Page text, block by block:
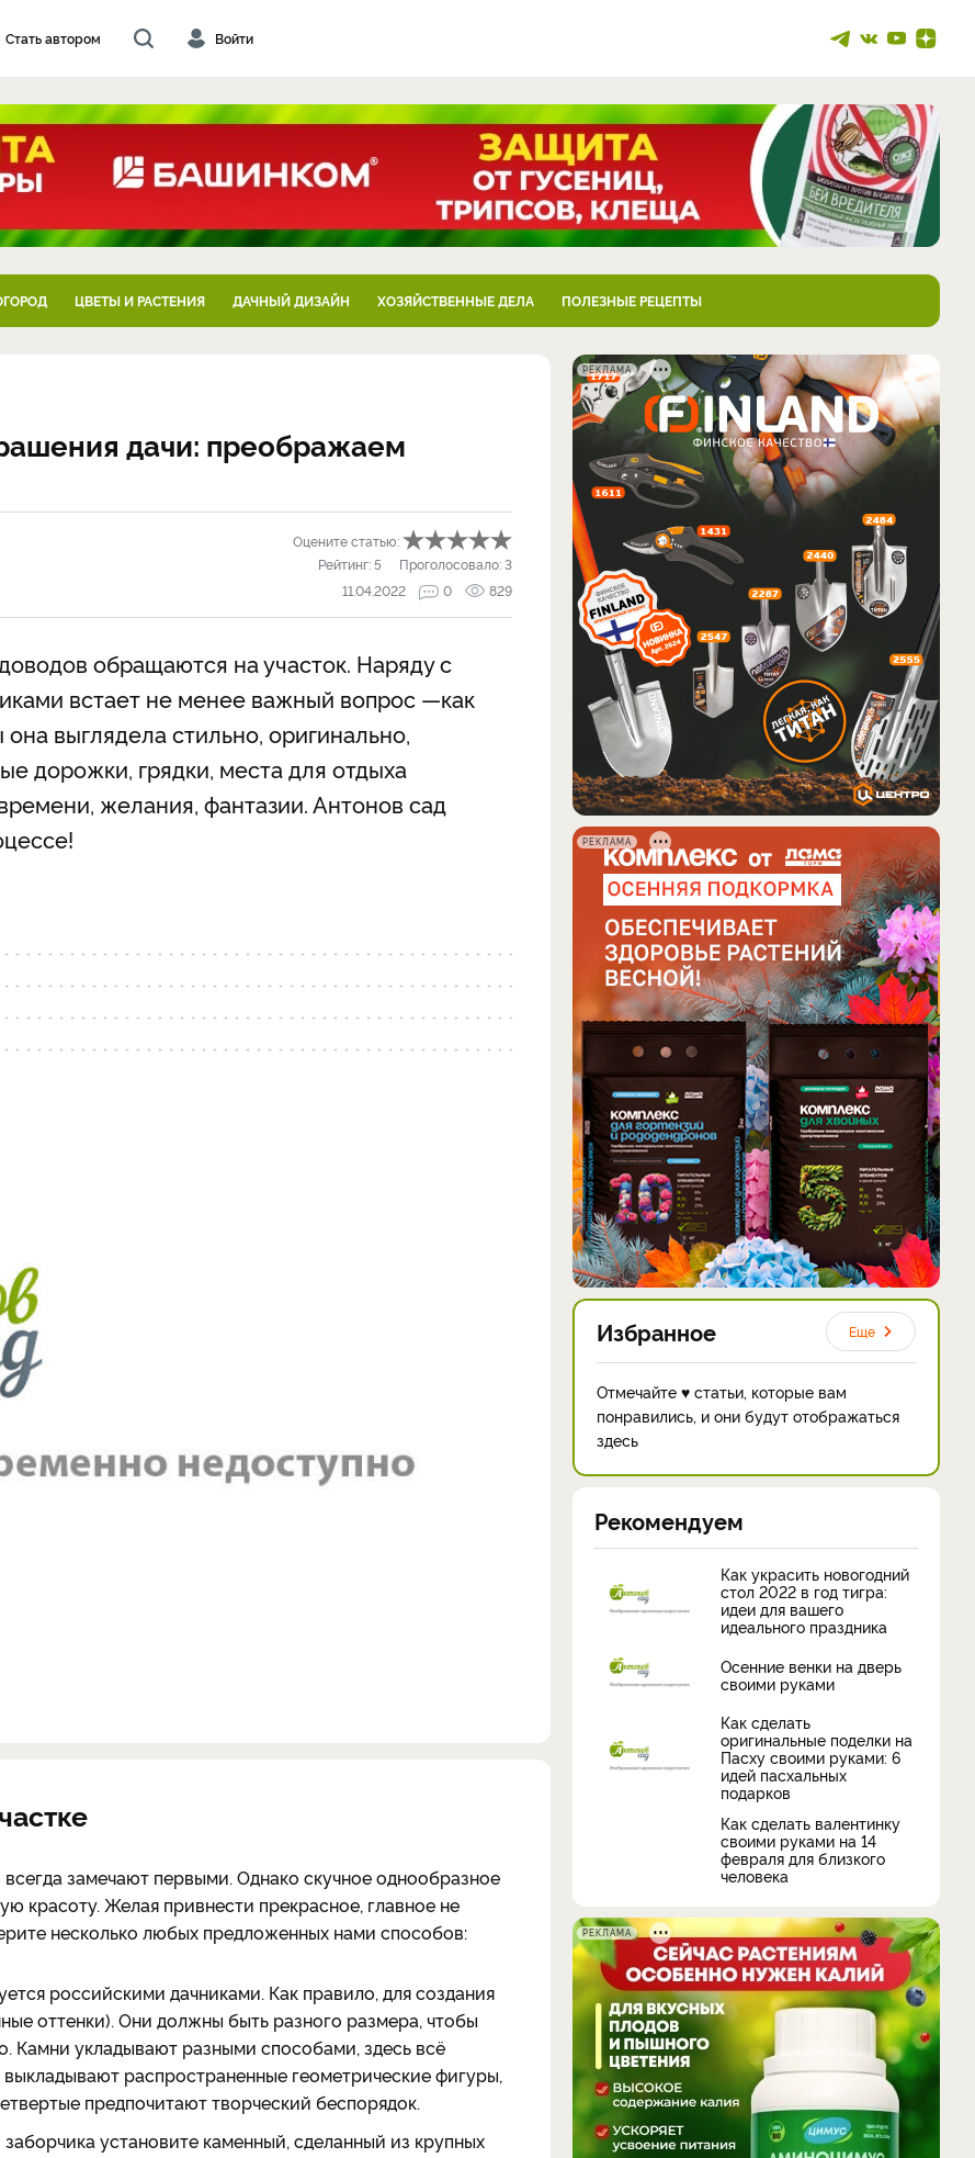
Стать автором Войти
ЦВЕТЫ И РАСТЕНИЯ ДАЧНЫЙ ДИЗАЙН ХОЗЯЙСТВЕННЫЕ ДЕЛА ПОЛЕЗНЫЕ РЕЦЕПТЫ
дачи: преображаем
Оцените статью:
Рейтинг:5 Проголосовало:3
11.04.2022
0 829
обращаются на участок. Наряду с
встает не менее важный вопрос —как
выглядела стильно, оригинально,
дорожки, грядки, места для отдыха
желания, фантазии. Антонов сад
замечают первыми. Однако скучное однообразное
красоту. Желая привнести прекрасное, главное не
несколько любых предложенных нами способов:
российскими дачниками. Как правило, для создания
оттенки). Они должны быть разного размера, чтобы
Камни укладывают разными способами, здесь всё
распространенные геометрические фигуры,
предпочитают творческий беспорядок.
установите каменный, сделанный из крупных
РЕКЛАМА
РЕКЛАМА
Избранное Еще
Отмечайте ♥ статьи, которые вам
понравились, и они будут отображаться
здесь
Рекомендуем
Как украсить новогодний
стол 2022 в год тигра:
идеи для вашего
идеального праздника
Осенние венки на дверь
своими руками
Как сделать
оригинальные поделки на
Пасху своими руками: 6
идей пасхальных
подарков
Как сделать валентинку
своими руками на 14
февраля для близкого
человека
РЕКЛАМА